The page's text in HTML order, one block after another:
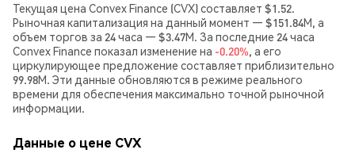
Текущая цена Convex Finance (CVX) составляет $1.52.
Рыночная капитализация на данный момент — $151.84M, а
объем торгов за 24 часа — $3.47M. За последние 24 часа
Convex Finance показал изменение на -0.20%, а его
циркулирующее предложение составляет приблизительно
99.98M. Эти данные обновляются в режиме реального
времени для обеспечения максимально точной рыночной
информации.
Данные о цене CVX